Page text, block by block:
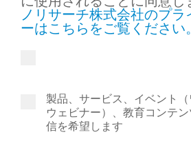
ノリサーチ株式会社のプ
ーはこちらをご覧ください。
製品、サービス、イベント（
ウェビナー）、教育コンテ
信を希望します